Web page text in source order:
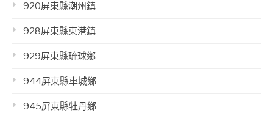
920屏東縣潮州鎮
928屏東縣東港鎮
929屏東縣琉球鄉
944屏東縣車城鄉
945屏東縣牡丹鄉